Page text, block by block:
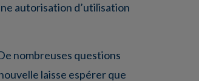
autorisation d’utilisation
nombreuses questions
laisse espérer que